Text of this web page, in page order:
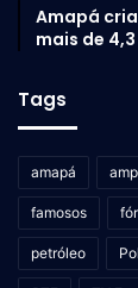
Amapá cria
mais de
Tags
amapá
famosos
petróleo